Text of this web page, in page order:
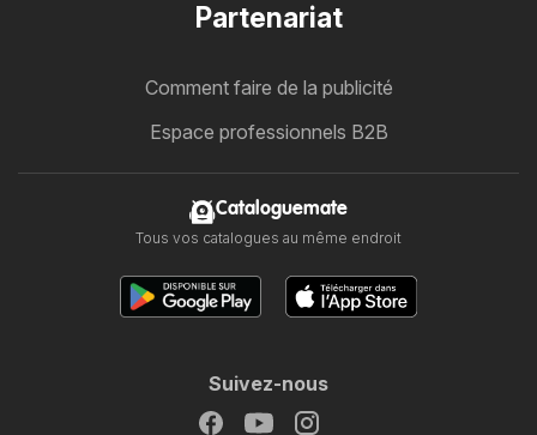
Partenariat
Comment faire de la publicité
Espace professionnels B2B
Cataloguemate
Tous vos catalogues au même endroit
Suivez-nous